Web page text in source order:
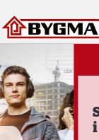
Savner du
i